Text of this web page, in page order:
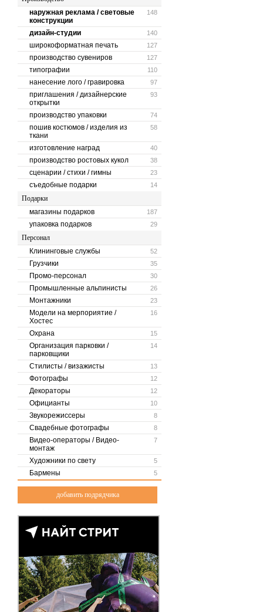
148
наружная реклама / световые
конструкции
140
дизайн-студии
127
широкоформатная печать
127
производство сувениров
110
типографии
97
нанесение лого / гравировка
93
приглашения / дизайнерские
открытки
74
производство упаковки
58
пошив костюмов / изделия из
ткани
40
изготовление наград
38
производство ростовых кукол
23
сценарии / стихи / гимны
14
съедобные подарки
Подарки
187
магазины подарков
29
упаковка подарков
Персонал
52
Клининговые службы
35
Грузчики
30
Промо-персонал
26
Промышленные альпинисты
23
Монтажники
16
Модели на мерпориятие /
Хостес
15
Охрана
14
Организация парковки /
парковщики
13
Стилисты / визажисты
12
Фотографы
12
Декораторы
10
Официанты
8
Звукорежиссеры
8
Свадебные фотографы
7
Видео-операторы / Видео-
монтаж
5
Художники по свету
5
Бармены
добавить подрядчика